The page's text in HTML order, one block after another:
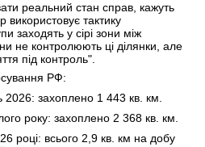
реальний стан справ, кажуть
використовує тактику
заходять у сірі зони між
не контролюють ці ділянки, але
під контроль".
РФ:
2026: захоплено 1 443 кв. км.
року: захоплено 2 368 кв. км.
році: всього 2,9 кв. км на добу